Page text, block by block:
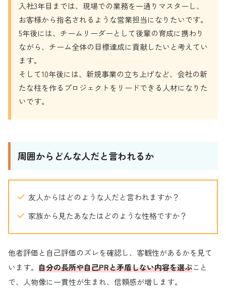
入社3年目までは、現場での業務を一通りマスターし、
お客様から指名されるような営業担当になりたいです。
5年後には、チームリーダーとして後輩の育成に携わり
ながら、チーム全体の目標達成に貢献したいと考えてい
ます。
そして10年後には、新規事業の立ち上げなど、会社の新
たな柱を作るプロジェクトをリードできる人材になりた
いです。
周囲からどんな人だと言われるか
友人からはどのような人だと言われますか？
家族から見たあなたはどのような性格ですか？
他者評価と自己評価のズレを確認し、客観性があるかを見て
います。 自分の長所や自己PRと矛盾しない内容を選ぶこと
で、人物像に一貫性が生まれ、信頼感が増します。